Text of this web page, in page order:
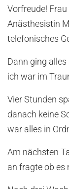
Vorfreude!
Anästhesistin
telefonisches
Dann ging
ich war im
Vier Stunden
danach keine
war alles in
Am nächsten
an fragte ob es